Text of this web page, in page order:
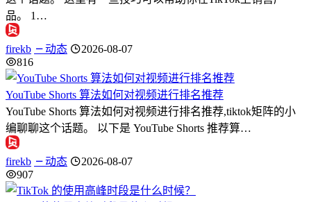
品。 1…
firekb 动态
2026-08-07
816
YouTube Shorts 算法如何对视频进行排名推荐
YouTube Shorts 算法如何对视频进行排名推荐,tiktok矩阵的小
编聊聊这个话题。 以下是 YouTube Shorts 推荐算…
firekb 动态
2026-08-07
907